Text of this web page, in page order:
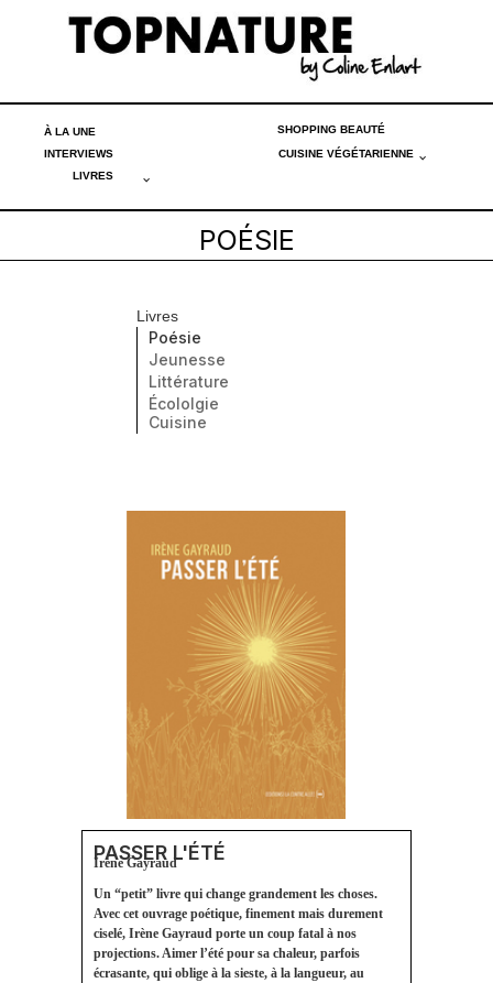
À LA UNE SHOPPING BEAUTÉ
INTERVIEWS
CUISINE VÉGÉTARIENNE
LIVRES
POÉSIE
Livres
Poésie
Jeunesse
Littérature
Écololgie
Cuisine
PASSER L'ÉTÉ
Irène Gayraud
Un “petit” livre qui change grandement les choses.
Avec cet ouvrage poétique, finement mais durement
ciselé, Irène Gayraud porte un coup fatal à nos
projections. Aimer l’été pour sa chaleur, parfois
écrasante, qui oblige à la sieste, à la langueur, au